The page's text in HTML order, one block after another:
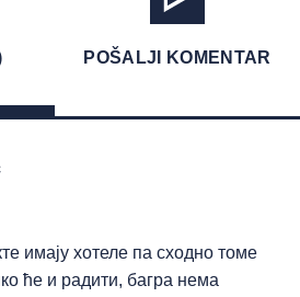
POŠALJI KOMENTAR
имају хотеле па сходно томе
ће и радити, багра нема